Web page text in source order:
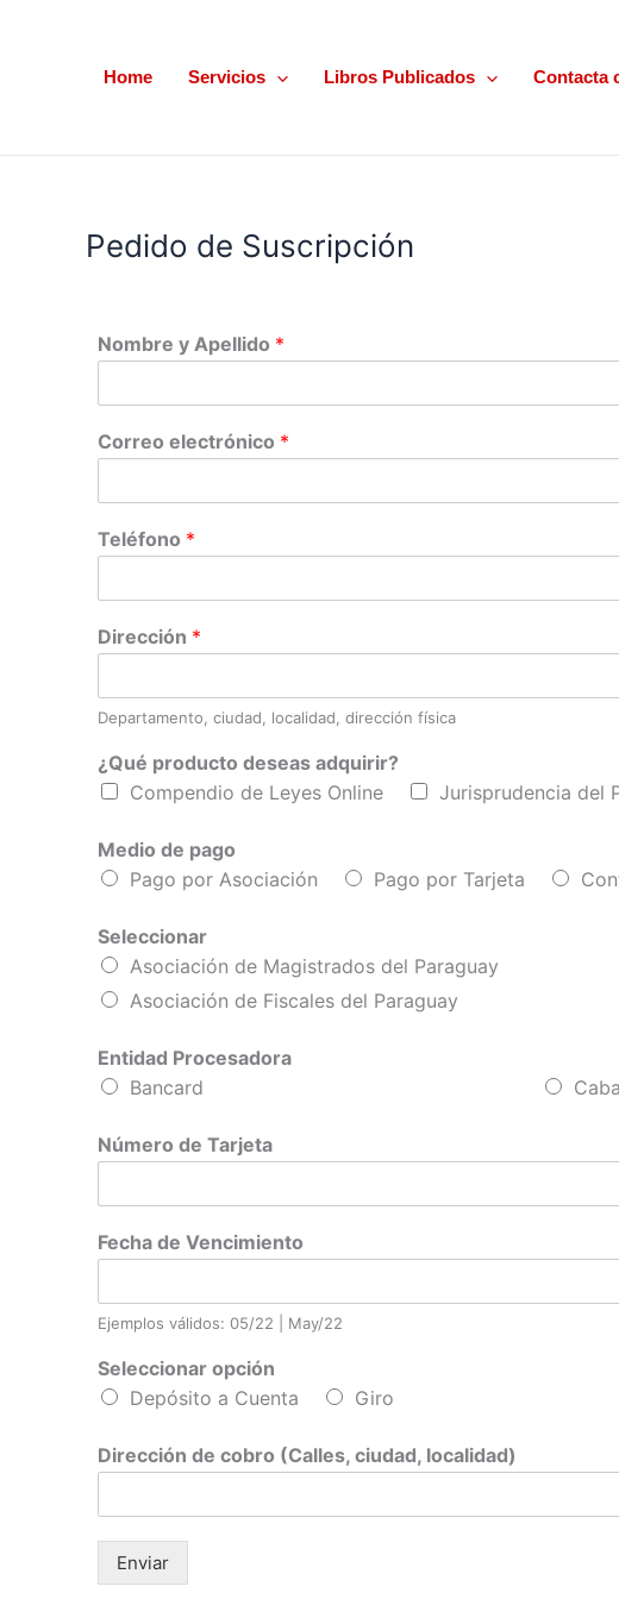
Home Servicios Libros Publicados Contacta
Pedido de Suscripción
Nombre y Apellido *
Correo electrónico *
Teléfono *
Dirección *
Departamento, ciudad, localidad, dirección física
¿Qué producto deseas adquirir?
Compendio de Leyes Online
Jurisprudencia del
Medio de pago
Pago por Asociación
Pago por Tarjeta
Seleccionar
Asociación de Magistrados del Paraguay
Asociación de Fiscales del Paraguay
Entidad Procesadora
Bancard
Número de Tarjeta
Fecha de Vencimiento
Ejemplos válidos: 05/22 | May/22
Seleccionar opción
Depósito a Cuenta
Giro
Dirección de cobro (Calles, ciudad, localidad)
Enviar